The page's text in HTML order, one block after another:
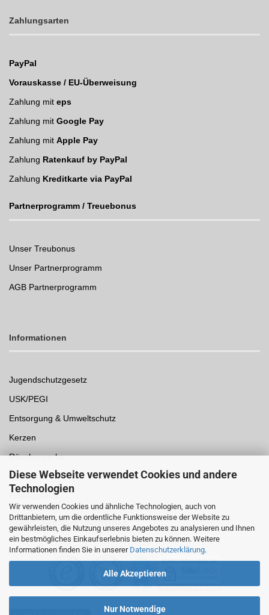
Diese Webseite verwendet Cookies und andere
Technologien
Wir verwenden Cookies und ähnliche Technologien, auch von
Drittanbietern, um die ordentliche Funktionsweise der Website zu
gewährleisten, die Nutzung unseres Angebotes zu analysieren und Ihnen
ein bestmögliches Einkaufserlebnis bieten zu können. Weitere
Informationen finden Sie in unserer Datenschutzerklärung.
Alle Akzeptieren
Nur Notwendige
Zahlungsarten
PayPal
Vorauskasse / EU-Überweisung
Zahlung mit eps
Zahlung mit Google Pay
Zahlung mit Apple Pay
Zahlung Ratenkauf by PayPal
Zahlung Kreditkarte via PayPal
Partnerprogramm / Treuebonus
Unser Treubonus
Unser Partnerprogramm
AGB Partnerprogramm
Informationen
Jugendschutzgesetz
USK/PEGI
Entsorgung & Umweltschutz
Kerzen
Räucherwerke
Spielwaren
Einwegpfand
Auszeichnungen /Sicherheit